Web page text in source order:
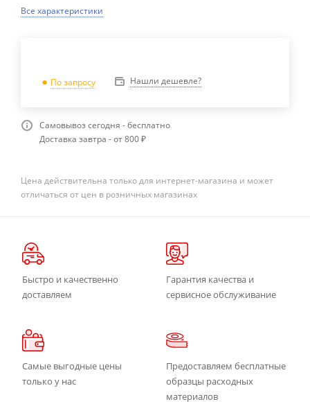
Все характеристики
По запросу Нашли дешевле?
Самовывоз сегодня - бесплатно
Доставка завтра - от 800 ₽
Цена действительна только для интернет-магазина и может
отличаться от цен в розничных магазинах
Быстро и качественно
доставляем
Гарантия качества и
сервисное обслуживание
Самые выгодные цены
только у нас
Предоставляем бесплатные
образцы расходных
материалов